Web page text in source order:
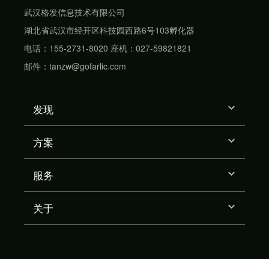
武汉格发信息技术有限公司
湖北省武汉市经开区科技园西路6号103孵化器
电话：155-2731-8020 座机：027-59821821
邮件：tanzw@gofarlic.com
发现
方案
服务
关于